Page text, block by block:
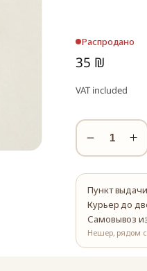
Распродано
35 ₪
VAT included
подставка
для
венчика
#3
#3
Пункт выдачи
Курьер до
Самовывоз
Нешер, рядом